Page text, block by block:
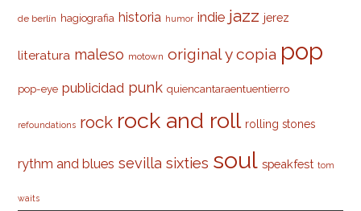
de berlín hagiografia historia humor indie jazz jerez
literatura maleso motown original y copia pop
pop-eye publicidad punk quiencantaraentuentierro
refoundations rock rock and roll rolling stones
rythm and blues sevilla sixties soul speakfest tom
waits